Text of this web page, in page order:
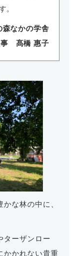
。
森なかの学舎
事 髙橋 惠子
な林の中に、
ターザンロー
かかれない貴重